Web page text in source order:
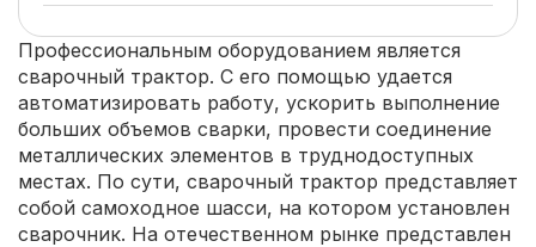
Профессиональным оборудованием является
сварочный трактор. С его помощью удается
автоматизировать работу, ускорить выполнение
больших объемов сварки, провести соединение
металлических элементов в труднодоступных
местах. По сути, сварочный трактор представляет
собой самоходное шасси, на котором установлен
сварочник. На отечественном рынке представлен